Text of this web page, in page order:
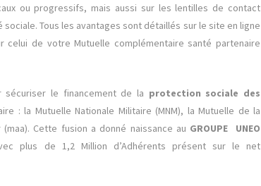
ou progressifs, mais aussi sur les lentilles de contact
Tous les avantages sont détaillés sur le site en ligne
celui de votre Mutuelle complémentaire santé partenaire
le financement de la protection sociale des
: la Mutuelle Nationale Militaire (MNM), la Mutuelle de la
(maa). Cette fusion a donné naissance au GROUPE UNEO
plus de 1,2 Million d’Adhérents présent sur le net